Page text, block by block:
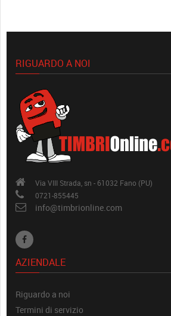
RIGUARDO A NOI
Via VIII Strada, sn - 61032 Fano (PU)
0721-855445
info@timbrionline.com
AZIENDALE
Riguardo a noi
Termini di servizio